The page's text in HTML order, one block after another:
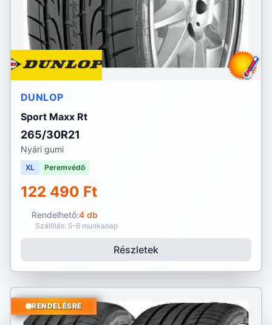
DUNLOP
Sport Maxx Rt
265/30R21
Nyári gumi
XL Peremvédő
122 490 Ft
Rendelhető:4 db
Szállítás: 5-6 munkanap
Részletek
RENDELÉSRE